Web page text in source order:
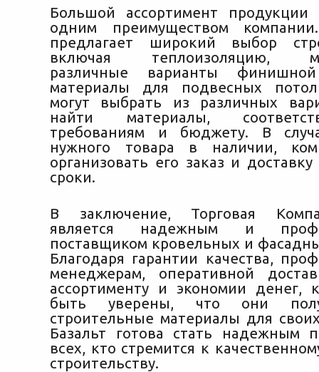
Большой ассортимент продукции
одним преимуществом
предлагает широкий выбор
включая теплоизоляцию,
различные варианты
материалы для подвесных
могут выбрать из различных
найти материалы,
требованиям и бюджету. В
нужного товара в наличии,
организовать его заказ и
сроки.
В заключение, Торговая
является надежным и
поставщиком кровельных и
Благодаря гарантии качества,
менеджерам, оперативной
ассортименту и экономии денег,
быть уверены, что они
строительные материалы для
Базальт готова стать надежным
всех, кто стремится к
строительству.